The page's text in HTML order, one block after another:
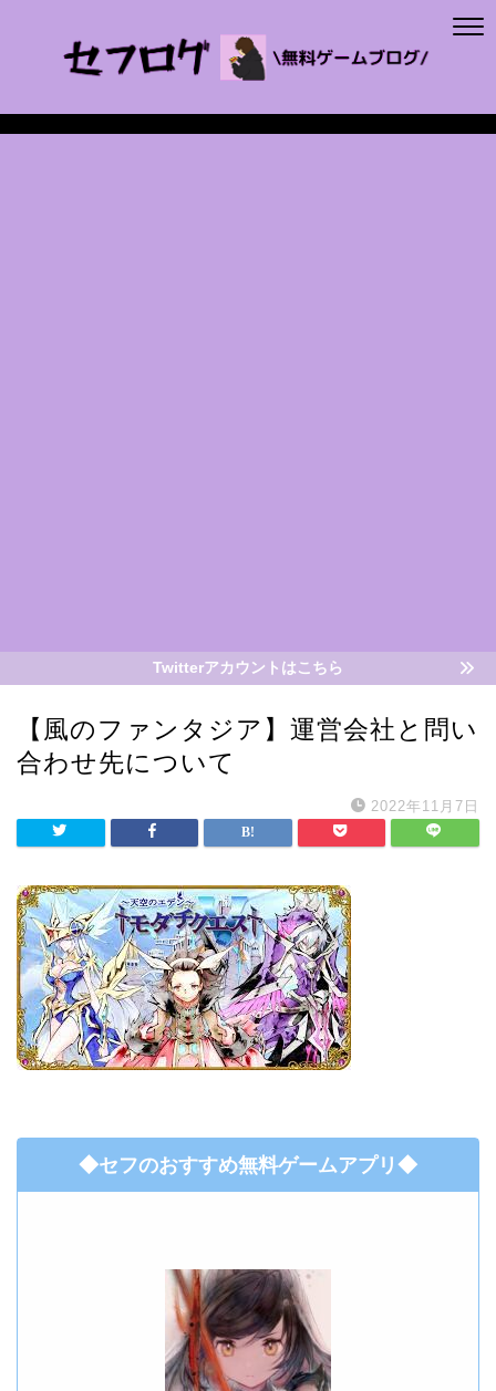
Twitterアカウントはこちら
【風のファンタジア】運営会社と問い
合わせ先について
2022年11月7日
◆セフのおすすめ無料ゲームアプリ◆